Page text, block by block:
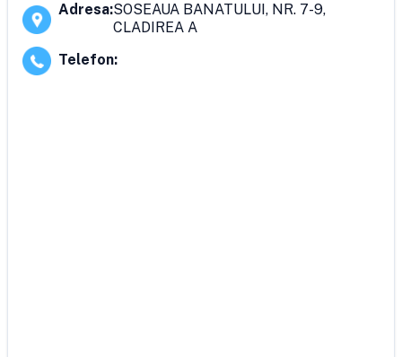
Adresa:SOSEAUA BANATULUI, NR. 7-9,
CLADIREA A
Telefon: